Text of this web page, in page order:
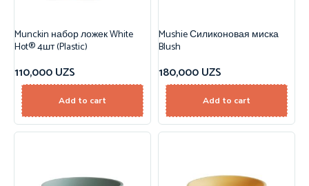
Munckin набор ложек White
Hot® 4шт (Plastic)
110,000UZS
Add to cart
Mushie Силиконовая миска
Blush
180,000UZS
Add to cart